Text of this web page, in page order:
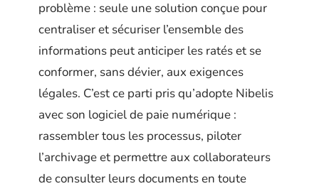
problème : seule une solution conçue pour
centraliser et sécuriser l’ensemble des
informations peut anticiper les ratés et se
conformer, sans dévier, aux exigences
légales. C’est ce parti pris qu’adopte Nibelis
avec son logiciel de paie numérique :
rassembler tous les processus, piloter
l’archivage et permettre aux collaborateurs
de consulter leurs documents en toute